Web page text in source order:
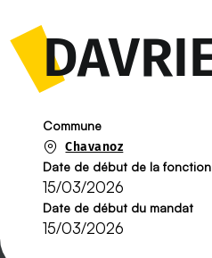
Commune
Chavanoz
Date de début de la fonction
15/03/2026
Date de début du mandat
15/03/2026